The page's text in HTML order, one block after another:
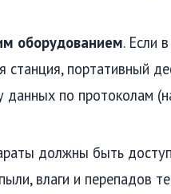
оборудованием. Если
станция, портативный
данных по протоколам
должны быть
влаги и перепадов